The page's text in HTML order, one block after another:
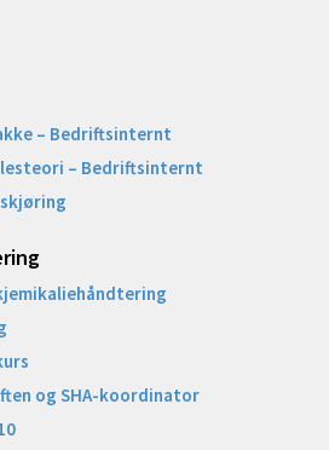
– Bedriftsinternt
– Bedriftsinternt
og SHA-koordinator